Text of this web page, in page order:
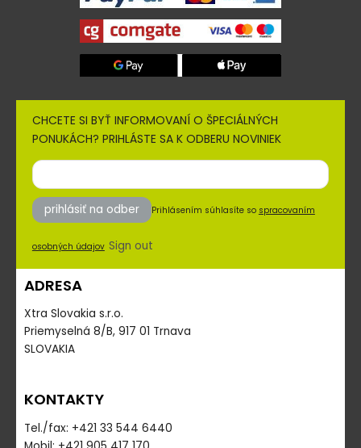
CHCETE SI BYŤ INFORMOVANÍ O ŠPECIÁLNÝCH
PONUKÁCH? PRIHLÁSTE SA K ODBERU NOVINIEK
prihlásiť na odber Prihlásením súhlasíte so spracovaním
osobných údajov Sign out
ADRESA
Xtra Slovakia s.r.o.
Priemyselná 8/B, 917 01 Trnava
SLOVAKIA
KONTAKTY
Tel./fax: +421 33 544 6440